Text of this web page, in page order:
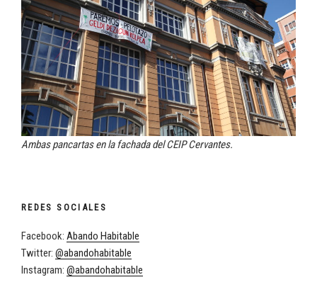
Ambas pancartas en la fachada del CEIP Cervantes.
REDES SOCIALES
Facebook: Abando Habitable
Twitter: @abandohabitable
Instagram: @abandohabitable